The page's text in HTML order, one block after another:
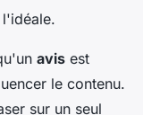
avis est
le contenu.
sur un seul